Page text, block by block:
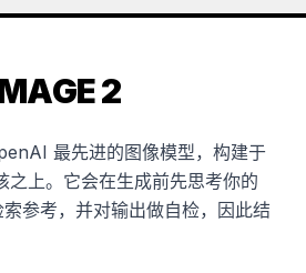
2
最先进的图像模型，构建于
上。它会在生成前先思考你的
参考，并对输出做自检，因此结